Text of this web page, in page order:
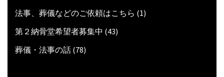
法事、葬儀などのご依頼はこちら (1)
第２納骨堂希望者募集中 (43)
葬儀・法事の話 (78)